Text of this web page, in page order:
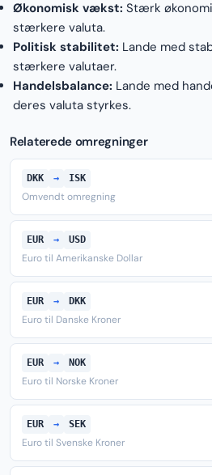
Økonomisk vækst: Stærk
stærkere valuta.
Politisk stabilitet: Lande med
stærkere valutaer.
Handelsbalance: Lande med
deres valuta styrkes.
Relaterede omregninger
DKK → ISK
Omvendt omregning
EUR → USD
Euro til Amerikanske Dollar
EUR → DKK
Euro til Danske Kroner
EUR → NOK
Euro til Norske Kroner
EUR → SEK
Euro til Svenske Kroner